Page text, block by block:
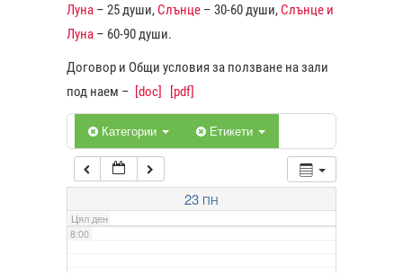
Луна – 25 души, Слънце – 30-60 души, Слънце и
Луна – 60-90 души.
Договор и Общи условия за ползване на зали
под наем – [doc] [pdf]
Категории Етикети
23 ПН
Цял ден
4:00
5:00
7:00
8:00